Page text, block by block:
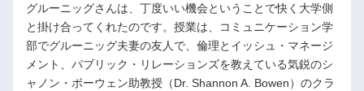
グルーニッグさんは、丁度いい機会ということで快く大学側
と掛け合ってくれたのです。授業は、コミュニケーション学
部でグルーニッグ夫妻の友人で、倫理とイッシュ・マネージ
メント、パブリック・リレーションズを教えている気鋭のシ
ャノン・ボーウェン助教授（Dr. Shannon A. Bowen）のクラ